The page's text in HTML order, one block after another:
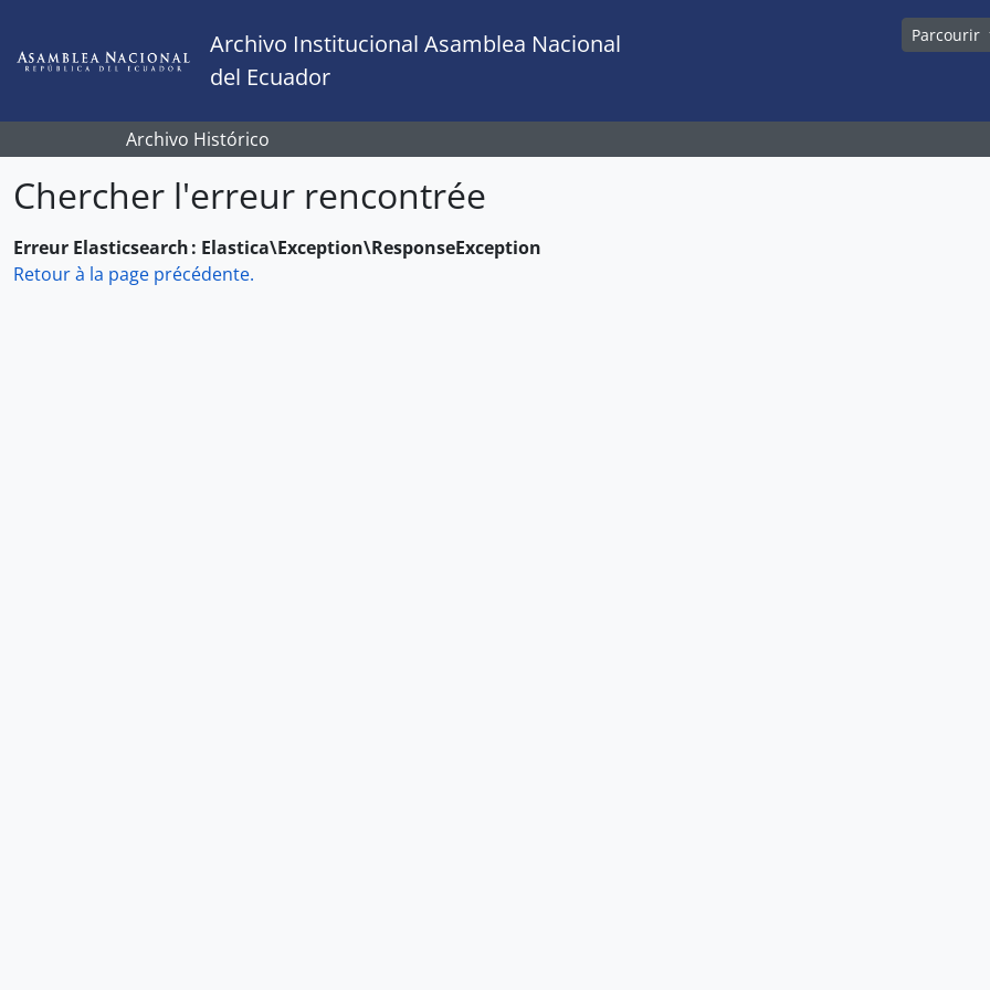
Archivo Institucional Asamblea Nacional
del Ecuador
Parcourir
Archivo Histórico
Chercher l'erreur rencontrée
Erreur Elasticsearch : Elastica\Exception\ResponseException
Retour à la page précédente.